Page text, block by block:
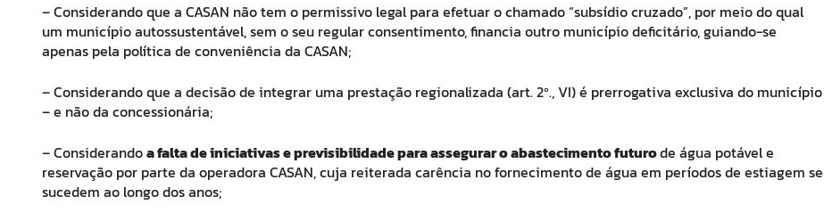
– Considerando que a CASAN não tem o permissivo legal para efetuar o chamado “subsídio cruzado”, por meio do qual
um município autossustentável, sem o seu regular consentimento, financia outro município deficitário, guiando-se
apenas pela política de conveniência da CASAN;
– Considerando que a decisão de integrar uma prestação regionalizada (art. 2º., VI) é prerrogativa exclusiva do município
– e não da concessionária;
– Considerandoa falta de iniciativas e previsibilidade para assegurar o abastecimento futurode água potável e
reservação por parte da operadora CASAN, cuja reiterada carência no fornecimento de água em períodos de estiagem se
sucedem ao longo dos anos;